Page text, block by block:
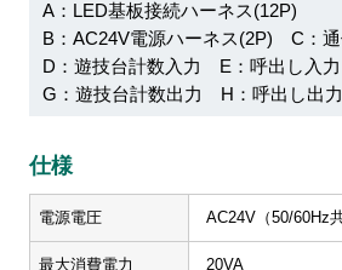
A：LED基板接続ハーネス(12P)
B：AC24V電源ハーネス(2P)
C：
D：遊技台計数入力
E：呼出し入力
G：遊技台計数出力
H：呼出し出力
仕様
電源電圧 AC24V（50/60Hz共
最大消費電力 20VA